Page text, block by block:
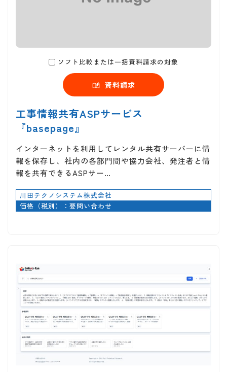
ソフト比較または一括資料請求の対象
資料請求
工事情報共有ASPサービス
『basepage』
インターネットを利用してレンタル共有サーバーに情
報を保存し、社内の各部門間や協力会社、発注者と情
報を共有できるASPサー…
川田テクノシステム株式会社
価格（税別）：要問い合わせ